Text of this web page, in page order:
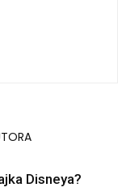
Disneya?